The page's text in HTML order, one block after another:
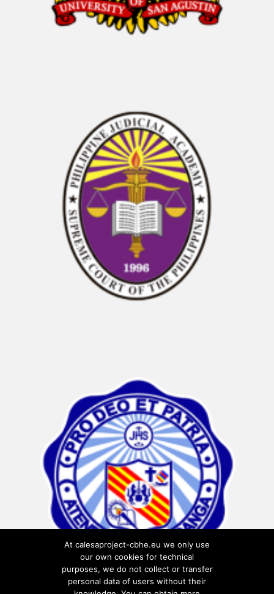
At calesaproject-cbhe.eu we only use
our own cookies for technical
purposes, we do not collect or transfer
personal data of users without their